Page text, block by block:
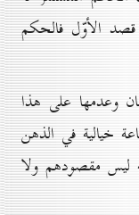
الأوّل فالحكم
وعدمها على هذا
خيالية في الذهن
ليس مقصودهم ولا